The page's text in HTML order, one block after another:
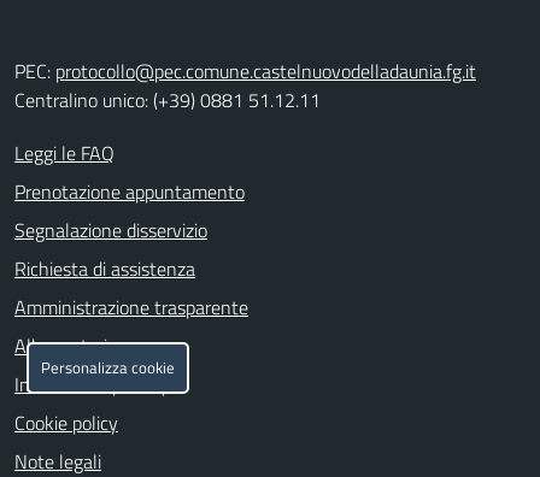
PEC: protocollo@pec.comune.castelnuovodelladaunia.fg.it
Centralino unico: (+39) 0881 51.12.11
Leggi le FAQ
Prenotazione appuntamento
Segnalazione disservizio
Richiesta di assistenza
Amministrazione trasparente
Albo pretorio
Informativa privacy
Cookie policy
Note legali
Personalizza cookie